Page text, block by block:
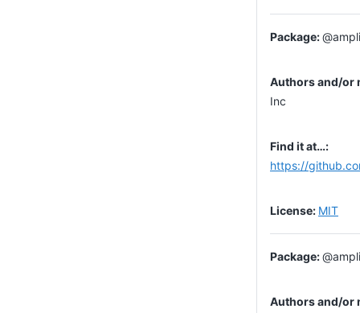
Inc
https://
MIT